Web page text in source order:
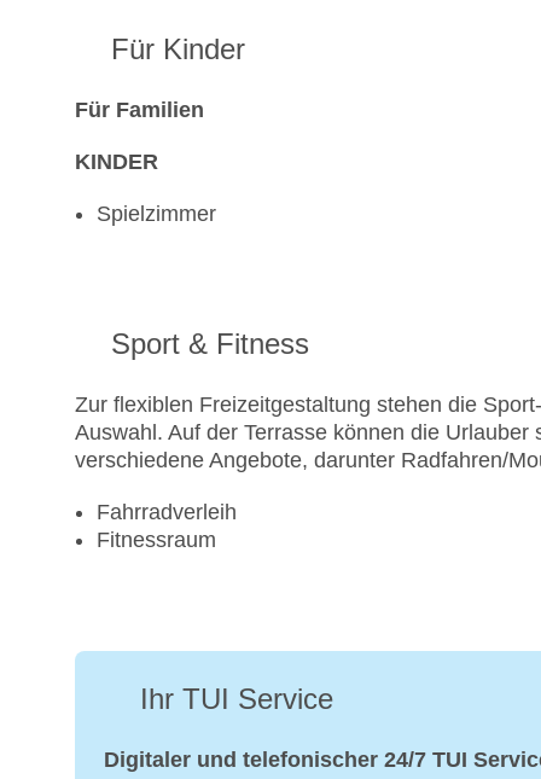
Für Kinder
Für Familien
KINDER
Spielzimmer
Sport & Fitness
Zur flexiblen Freizeitgestaltung stehen die
Auswahl. Auf der Terrasse können die
verschiedene Angebote, darunter Radfahren/
Fahrradverleih
Fitnessraum
Ihr TUI Service
Digitaler und telefonischer 24/7 TUI